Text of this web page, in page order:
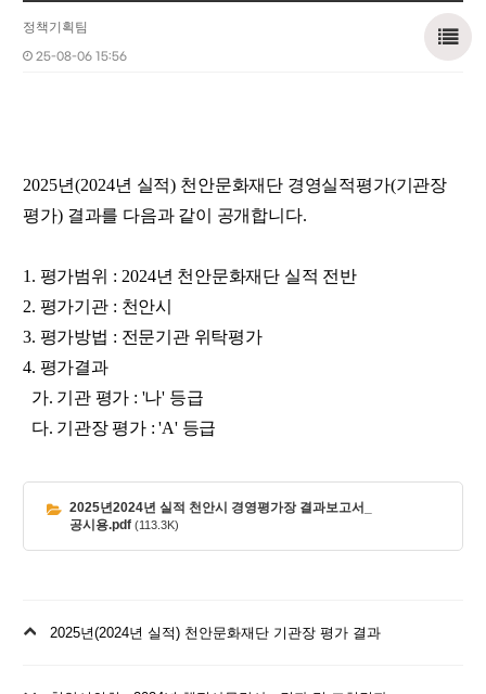
정책기획팀
25-08-06 15:56
2025년(2024년 실적) 천안문화재단 경영실적평가(기관장
평가) 결과를 다음과 같이 공개합니다.
1. 평가범위 : 2024년 천안문화재단 실적 전반
2. 평가기관 : 천안시
3. 평가방법 : 전문기관 위탁평가
4. 평가결과
가. 기관 평가 : '나' 등급
다. 기관장 평가 : 'A' 등급
2025년2024년 실적 천안시 경영평가장 결과보고서_
공시용.pdf(113.3K)
이
2025년(2024년 실적) 천안문화재단 기관장 평가 결과